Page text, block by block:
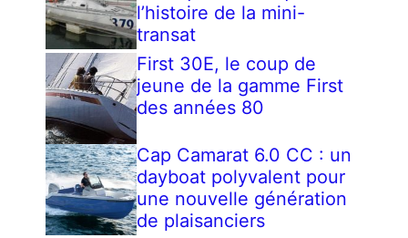
l’histoire de la mini-
transat
First 30E, le coup de
jeune de la gamme First
des années 80
Cap Camarat 6.0 CC : un
dayboat polyvalent pour
une nouvelle génération
de plaisanciers